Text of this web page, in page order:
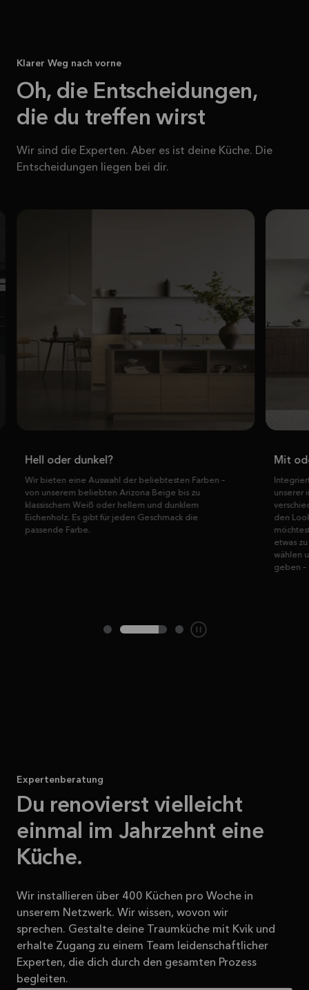
Klarer Weg nach vorne
Oh, die Entscheidungen,
die du treffen wirst
Wir sind die Experten. Aber es ist deine Küche. Die
Entscheidungen liegen bei dir.
Mit oder ohne Griffe?
Integrierte Griffe oder ein klassischer Look? Einige
unserer integrierten Griffe, wie bei Compose, sind in
verschiedenen Farben erhältlich, sodass du genau
den Look bekommst, den du für deine Küche
möchtest. Und wenn du dich später entscheidest,
Expertenberatung
Du renovierst vielleicht
einmal im Jahrzehnt eine
Küche.
Wir installieren über 400 Küchen pro Woche in
unserem Netzwerk. Wir wissen, wovon wir
sprechen. Gestalte deine Traumküche mit Kvik und
erhalte Zugang zu einem Team leidenschaftlicher
Experten, die dich durch den gesamten Prozess
begleiten.